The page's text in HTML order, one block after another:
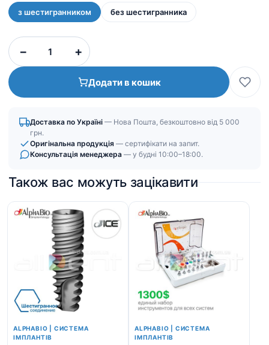
з шестигранником без шестигранника
−
Абатменты
временные
Коническое
(CS)
кількість
+
Додати в кошик
Доставка по Україні — Нова Пошта, безкоштовно від 5 000
грн.
Оригінальна продукція — сертифікати на запит.
Консультація менеджера — у будні 10:00–18:00.
Також вас можуть зацікавити
ALPHABIO | СИСТЕМА
ІМПЛАНТІВ
ALPHABIO | СИСТЕМА
ІМПЛАНТІВ